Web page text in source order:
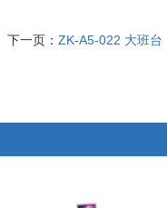
下一页： ZK-A5-022 大班台